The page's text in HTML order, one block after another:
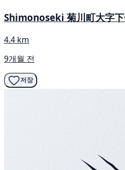
Shimonoseki 菊川町大字
4.4 km
9개월 전
저장